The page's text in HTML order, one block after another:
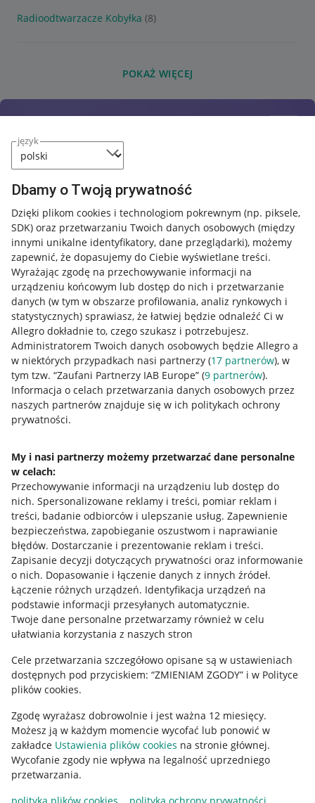
język
Dbamy o Twoją prywatność
Dzięki plikom cookies i technologiom pokrewnym (np. piksele,
SDK) oraz przetwarzaniu Twoich danych osobowych (między
innymi unikalne identyfikatory, dane przeglądarki), możemy
zapewnić, że dopasujemy do Ciebie wyświetlane treści.
Wyrażając zgodę na przechowywanie informacji na
urządzeniu końcowym lub dostęp do nich i przetwarzanie
danych (w tym w obszarze profilowania, analiz rynkowych i
statystycznych) sprawiasz, że łatwiej będzie odnaleźć Ci w
Allegro dokładnie to, czego szukasz i potrzebujesz.
Administratorem Twoich danych osobowych będzie Allegro a
w niektórych przypadkach nasi partnerzy (17 partnerów), w
tym tzw. “Zaufani Partnerzy IAB Europe” (9 partnerów).
Informacja o celach przetwarzania danych osobowych przez
naszych partnerów znajduje się w ich politykach ochrony
prywatności.
My i nasi partnerzy możemy przetwarzać dane personalne
w celach:
Przechowywanie informacji na urządzeniu lub dostęp do
nich. Spersonalizowane reklamy i treści, pomiar reklam i
treści, badanie odbiorców i ulepszanie usług. Zapewnienie
bezpieczeństwa, zapobieganie oszustwom i naprawianie
błędów. Dostarczanie i prezentowanie reklam i treści.
Zapisanie decyzji dotyczących prywatności oraz informowanie
o nich. Dopasowanie i łączenie danych z innych źródeł.
Łączenie różnych urządzeń. Identyfikacja urządzeń na
podstawie informacji przesyłanych automatycznie.
Twoje dane personalne przetwarzamy również w celu
ułatwiania korzystania z naszych stron
Cele przetwarzania szczegółowo opisane są w ustawieniach
dostępnych pod przyciskiem: “ZMIENIAM ZGODY” i w Polityce
plików cookies.
Zgodę wyrażasz dobrowolnie i jest ważna 12 miesięcy.
Możesz ją w każdym momencie wycofać lub ponowić w
zakładce Ustawienia plików cookies na stronie głównej.
Wycofanie zgody nie wpływa na legalność uprzedniego
przetwarzania.
Radioodtwarzacze Kobyłka (8)
POKAŻ WIĘCEJ
Przydatne informacje
Jak to działa
Allegro Gadane dla sprzedających
Allegro Gadane dla kupujących
Mapa miejscowości
Informacje prawne
Regulamin
Polityka plików "cookies"
Ustawienia plików "cookies"
Udostępnianie lokalizacji
Informacje dla Aktu o Usługach Cyfrowych
Pobierz aplikację